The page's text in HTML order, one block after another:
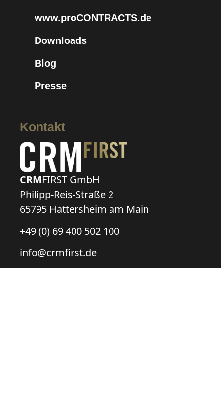
www.proCONTRACTS.de
Downloads
Blog
Presse
Kontakt
CRMFIRST GmbH
Philipp-Reis-Straße 2
65795 Hattersheim am Main
+49 (0) 69 400 502 100
info@crmfirst.de